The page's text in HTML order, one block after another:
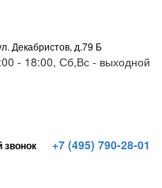
Декабристов, д.79 Б
- 18:00, Сб,Вс - выходной
+7 (495) 790-28-01